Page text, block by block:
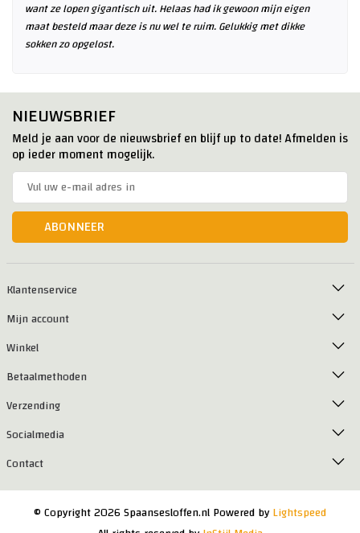
want ze lopen gigantisch uit. Helaas had ik gewoon mijn eigen
maat besteld maar deze is nu wel te ruim. Gelukkig met dikke
sokken zo opgelost.
NIEUWSBRIEF
Meld je aan voor de nieuwsbrief en blijf up to date! Afmelden is
op ieder moment mogelijk.
ABONNEER
Klantenservice
Mijn account
Winkel
Betaalmethoden
Verzending
Socialmedia
Contact
© Copyright 2026 Spaansesloffen.nl Powered byLightspeed